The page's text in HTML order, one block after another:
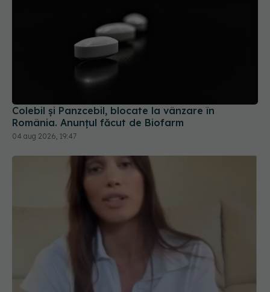
Colebil și Panzcebil, blocate la vânzare în
România. Anunțul făcut de Biofarm
04 aug 2026, 19:47